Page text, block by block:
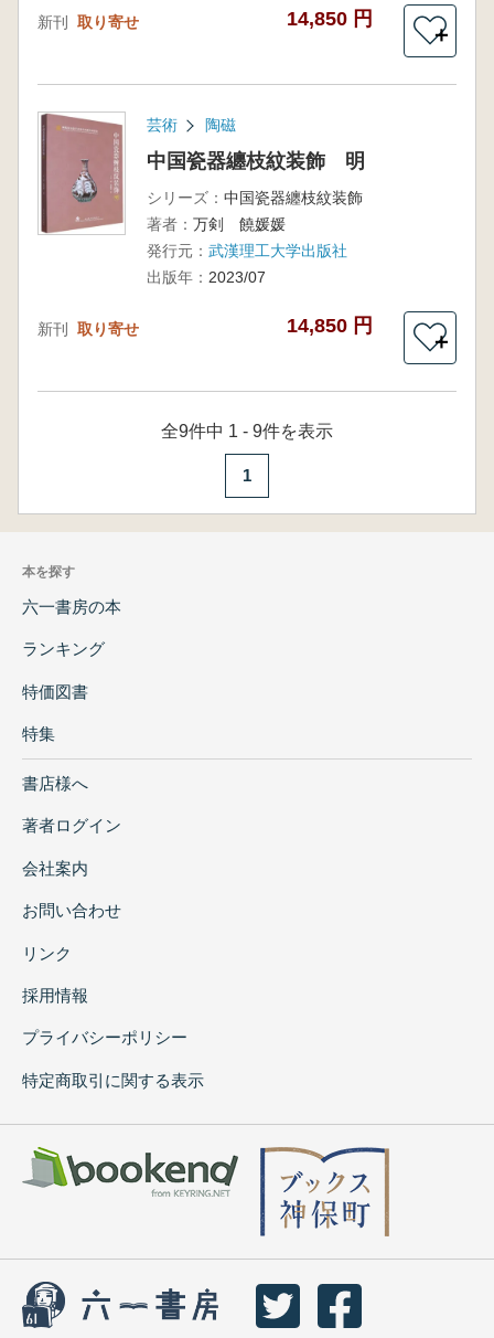
新刊 取り寄せ 14,850 円
＋
芸術 陶磁
中国瓷器纏枝紋装飾 明
シリーズ： 中国瓷器纏枝紋装飾
著者： 万剣 饒媛媛
発行元： 武漢理工大学出版社
出版年： 2023/07
新刊 取り寄せ 14,850 円
＋
全9件中 1 - 9件を表示
1
本を探す
六一書房の本
ランキング
特価図書
特集
書店様へ
著者ログイン
会社案内
お問い合わせ
リンク
採用情報
プライバシーポリシー
特定商取引に関する表示